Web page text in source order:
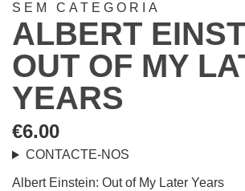
SEM CATEGORIA
ALBERT
OUT OF MY
YEARS
€6.00
CONTACTE-NOS
Albert Einstein: Out of My Later Years